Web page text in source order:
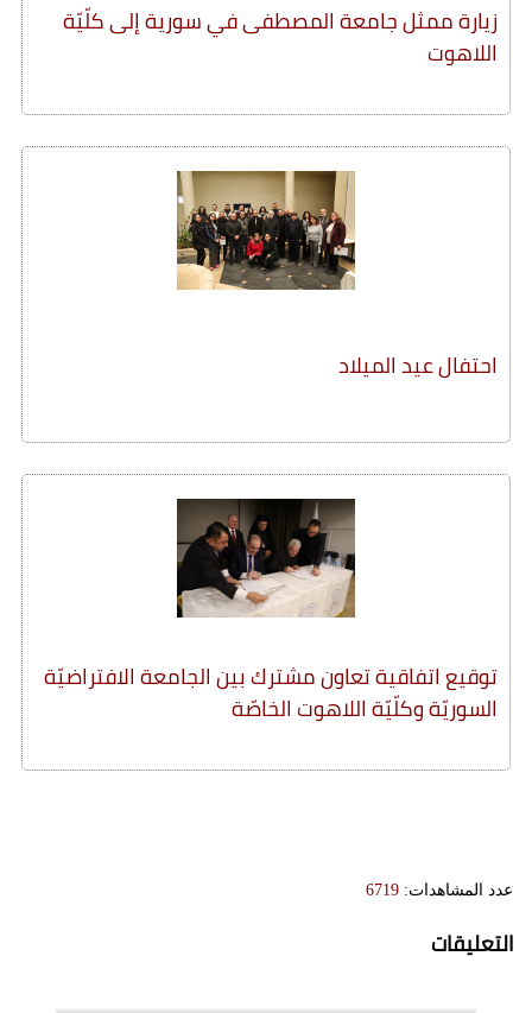
زيارة ممثل جامعة المصطفى في سورية إلى كلّيّة
اللاهوت
احتفال عيد الميلاد
توقيع اتفاقية تعاون مشترك بين الجامعة الافتراضيّة
السوريّة وكلّيّة اللاهوت الخاصّة
عدد المشاهدات: 6719
التعليقات